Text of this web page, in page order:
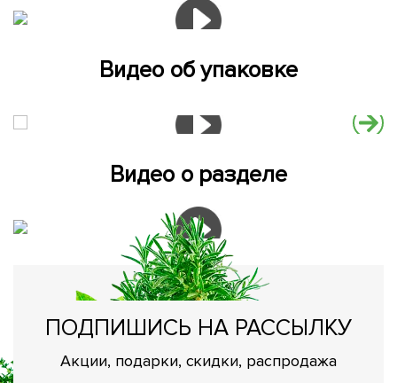
Видео об упаковке
Видео о разделе
ПОДПИШИСЬ НА РАССЫЛКУ
Акции, подарки, скидки, распродажа